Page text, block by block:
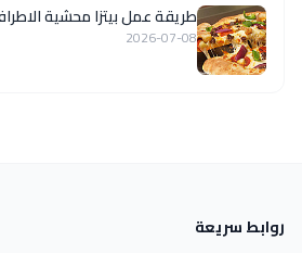
طريقة عمل بيتزا محشية
2026-07-08
روابط سريعة